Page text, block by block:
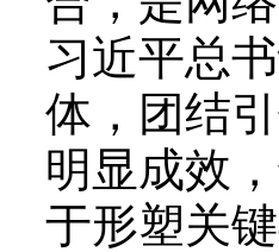
习近平总
体，团结
明显成效
于形塑关